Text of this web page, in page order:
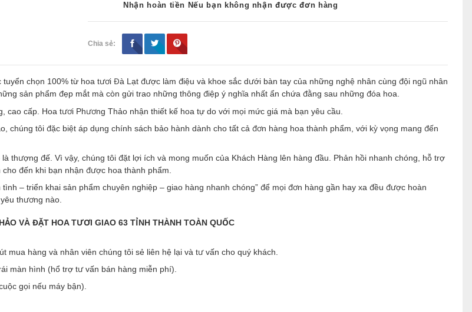
Nhận hoàn tiền Nếu bạn không nhận được đơn hàng
Chia sẻ:
chọn 100% từ hoa tươi Đà Lạt được làm điệu và khoe sắc dưới bàn tay của những nghệ nhân cùng đội ngũ nhân
sản phẩm đẹp mắt mà còn gửi trao những thông điệp ý nghĩa nhất ẩn chứa đằng sau những đóa hoa.
cấp. Hoa tươi Phương Thảo nhận thiết kế hoa tự do với mọi mức giá mà bạn yêu cầu.
chúng tôi đặc biệt áp dụng chính sách bảo hành dành cho tất cả đơn hàng hoa thành phẩm, với kỳ vọng mang đến
thượng đế. Vì vậy, chúng tôi đặt lợi ích và mong muốn của Khách Hàng lên hàng đầu. Phản hồi nhanh chóng, hỗ trợ
đến khi bạn nhận được hoa thành phẩm.
– triển khai sản phẩm chuyên nghiệp – giao hàng nhanh chóng” để mọi đơn hàng gần hay xa đều được hoàn
thương nào.
VÀ ĐẶT HOA TƯƠI GIAO 63 TỈNH THÀNH TOÀN QUỐC
mua hàng và nhân viên chúng tôi sẻ liên hệ lại và tư vấn cho quý khách.
màn hình (hổ trợ tư vấn bán hàng miễn phí).
gọi nếu máy bận).